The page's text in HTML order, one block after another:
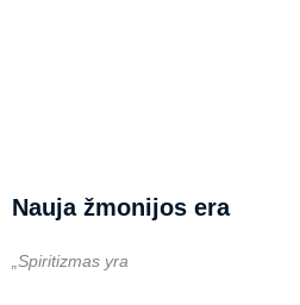
Nauja žmonijos era
„Spiritizmas yra